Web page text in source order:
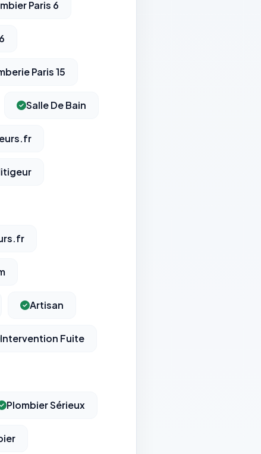
Paris 6
Paris 15
Salle De Bain
Artisan
Intervention Fuite
Plombier Sérieux